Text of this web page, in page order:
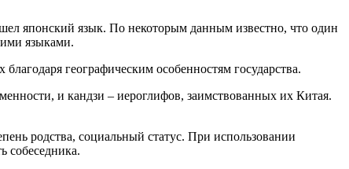
японский язык. По некоторым данным известно, что один
языками.
географическим особенностям государства.
и кандзи – иероглифов, заимствованных их Китая.
родства, социальный статус. При использовании
собеседника.